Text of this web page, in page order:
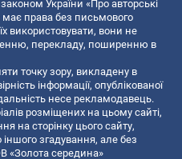
України «Про авторські
має права без письмового
використовувати, вони не
перекладу, поширенню в
точку зору, викладену в
інформації, опублікованої
несе рекламодавець.
розміщених на цьому сайті,
на сторінку цього сайту,
іншого згадування, але без
«Золота середина»